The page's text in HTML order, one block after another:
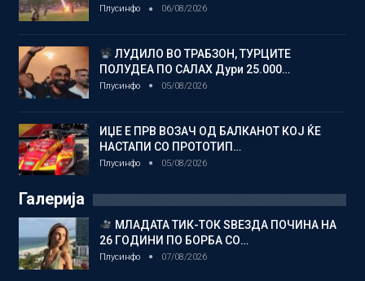
Плусинфо 06/08/2026
ЛУДИЛО ВО ТРАБЗОН, ТУРЦИТЕ
ПОЛУДЕА ПО САЛАХ Дури 25.000…
Плусинфо 05/08/2026
ИЏЕ Е ПРВ ВОЗАЧ ОД БАЛКАНОТ КОЈ ЌЕ
НАСТАПИ СО ПРОТОТИП…
Плусинфо 05/08/2026
Галерија
МЛАДАТА ТИК-ТОК ЅВЕЗДА ПОЧИНА НА
26 ГОДИНИ ПО БОРБА СО…
Плусинфо 07/08/2026